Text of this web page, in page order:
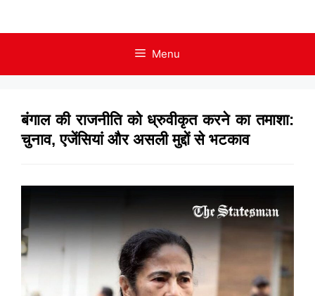
Menu
बंगाल की राजनीति को ध्रुवीकृत करने का तमाशा:
चुनाव, एजेंसियां और असली मुद्दों से भटकाव